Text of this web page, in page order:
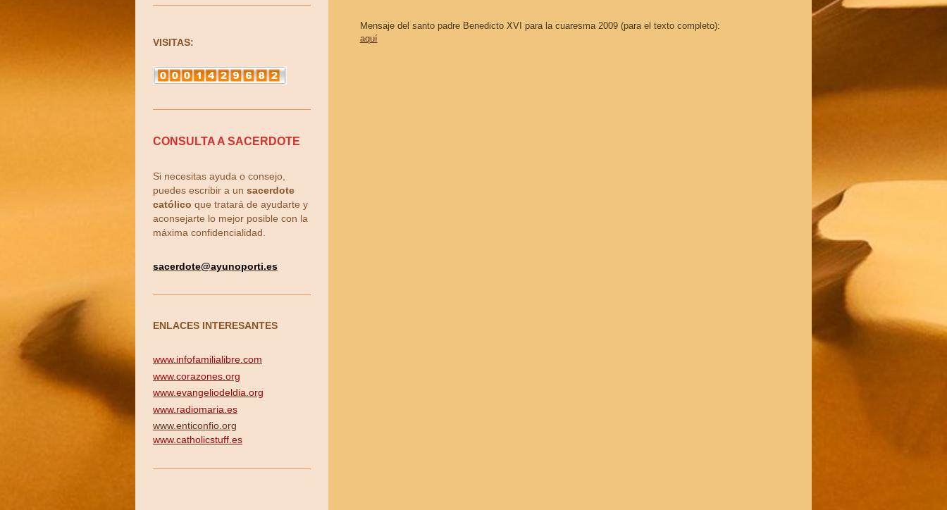
Mensaje del santo padre Benedicto XVI para la cuaresma 2009 (para el texto completo):
aquí
VISITAS:
CONSULTA A SACERDOTE
Si necesitas ayuda o consejo,
puedes escribir a un sacerdote
católico que tratará de ayudarte y
aconsejarte lo mejor posible con la
máxima confidencialidad.
sacerdote@ayunoporti.es
ENLACES INTERESANTES
www.infofamilialibre.com
www.corazones.org
www.evangeliodeldia.org
www.radiomaria.es
www.enticonfio.org
www.catholicstuff.es